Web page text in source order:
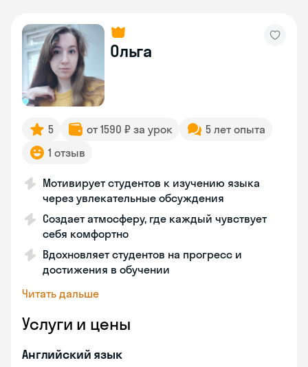
Ольга
5 от 1590 ₽ за урок
5 лет опыта
1 отзыв
Мотивирует студентов к изучению языка
через увлекательные обсуждения
Создает атмосферу, где каждый чувствует
себя комфортно
Вдохновляет студентов на прогресс и
достижения в обучении
Читать дальше
Услуги и цены
Английский язык